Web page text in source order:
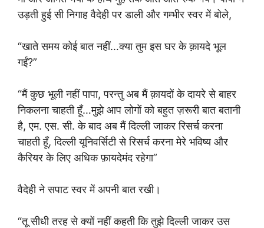
उड़ती हुई सी निगाह वैदेही पर डाली और गम्भीर स्वर में बोले,
“खाते समय कोई बात नहीं…क्या तुम इस घर के क़ायदे भूल
गईं?”
“मैं कुछ भूली नहीं पापा, परन्तु अब मैं क़ायदों के दायरे से बाहर
निकलना चाहती हूँ…मुझे आप लोगों को बहुत ज़रूरी बात बतानी
है, एम. एस. सी. के बाद अब मैं दिल्ली जाकर रिसर्च करना
चाहती हूँ, दिल्ली यूनिवर्सिटी से रिसर्च करना मेरे भविष्य और
कैरियर के लिए अधिक फ़ायदेमंद रहेगा”
वैदेही ने सपाट स्वर में अपनी बात रखी।
“तू सीधी तरह से क्यों नहीं कहती कि तुझे दिल्ली जाकर उस